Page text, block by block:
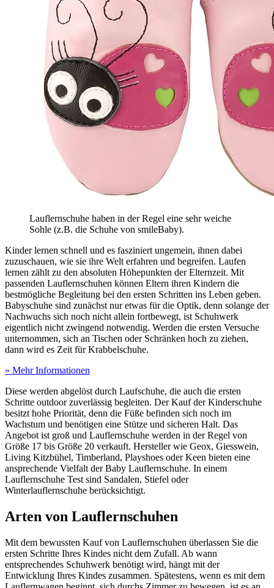
Lauflernschuhe haben in der Regel eine sehr weiche
Sohle (z.B. die Schuhe von smileBaby).
Kinder lernen schnell und es fasziniert ungemein, ihnen dabei
zuzuschauen, wie sie ihre Welt erfahren und begreifen. Laufen
lernen zählt zu den absoluten Höhepunkten der Elternzeit. Mit
passenden Lauflernschuhen können Eltern ihren Kindern die
bestmögliche Begleitung bei den ersten Schritten ins Leben geben.
Babyschuhe sind zunächst nur etwas für die Optik, denn solange der
Nachwuchs sich noch nicht allein fortbewegt, ist Schuhwerk
eigentlich nicht zwingend notwendig. Werden die ersten Versuche
unternommen, sich an Tischen oder Schränken hoch zu ziehen,
dann wird es Zeit für Krabbelschuhe.
» Mehr Informationen
Diese werden abgelöst durch Laufschuhe, die auch die ersten
Schritte outdoor zuverlässig begleiten. Der Kauf der Kinderschuhe
besitzt hohe Priorität, denn die Füße befinden sich noch im
Wachstum und benötigen eine Stütze und sicheren Halt. Das
Angebot ist groß und Lauflernschuhe werden in der Regel von
Größe 17 bis Größe 20 verkauft. Hersteller wie Geox, Giesswein,
Living Kitzbühel, Timberland, Playshoes oder Keen bieten eine
ansprechende Vielfalt der Baby Lauflernschuhe. In einem
Lauflernschuhe Test sind Sandalen, Stiefel oder
Winterlauflernschuhe berücksichtigt.
Arten von Lauflernschuhen
Mit dem bewussten Kauf von Lauflernschuhen überlassen Sie die
ersten Schritte Ihres Kindes nicht dem Zufall. Ab wann
entsprechendes Schuhwerk benötigt wird, hängt mit der
Entwicklung Ihres Kindes zusammen. Spätestens, wenn es mit dem